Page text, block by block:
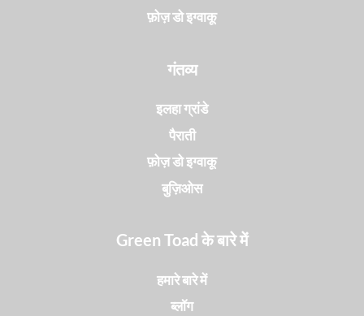
फ़ोज़ डो इग्वाकू
गंतव्य
इलहा ग्रांडे
पैराती
फ़ोज़ डो इग्वाकू
बुज़िओस
Green Toad के बारे में
हमारे बारे में
ब्लॉग